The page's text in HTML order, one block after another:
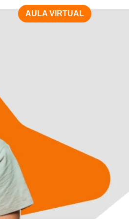
AULA VIRTUAL